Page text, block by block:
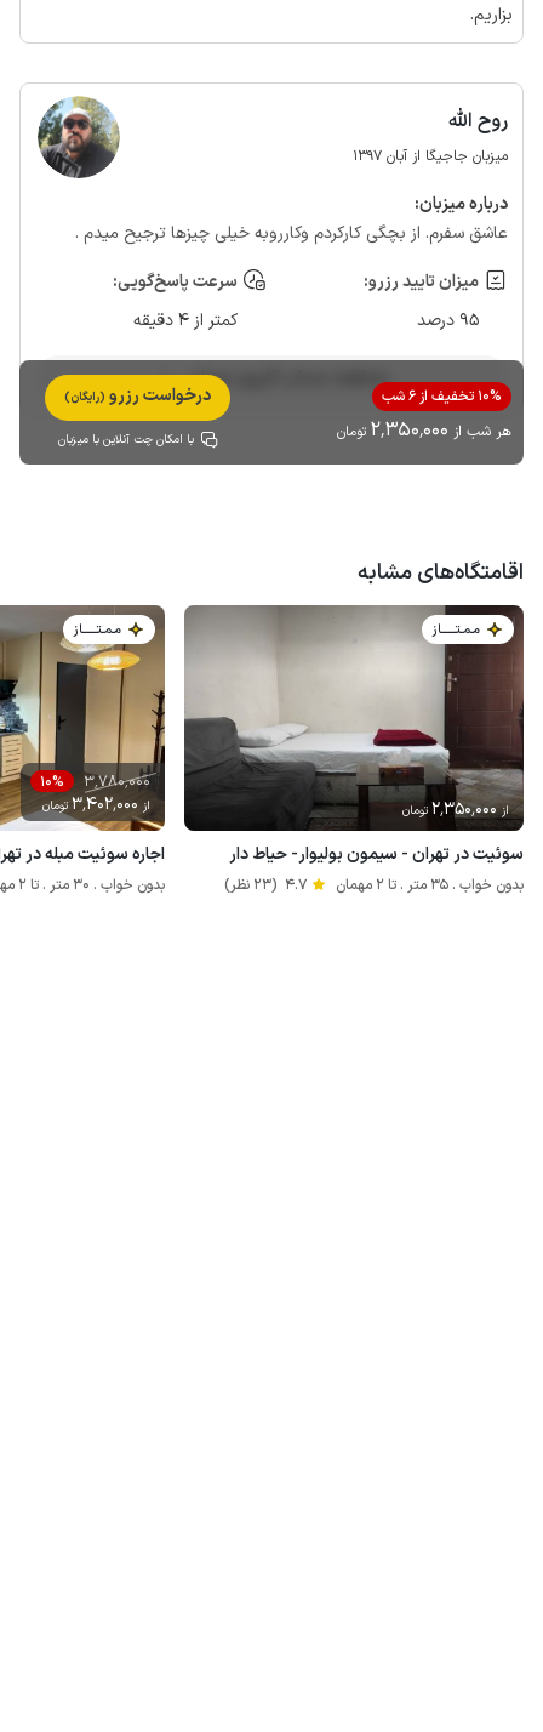
بزاریم.
روح الله
میزبان جاجیگا از آبان 1397
درباره‌ میزبان:
عاشق سفرم. از بچگی کارکردم وکارروبه خیلی چیزها ترجیح میدم .
میزان تایید رزرو:
95 درصد
سرعت پاسخ‌گویی:
کمتر از 4 دقیقه
مشاهده حساب کاربری میزبان
10% تخفیف از 6 شب
هر شب از 2٬350٬000 تومان
درخواست رزرو (رایگان)
با امکان چت آنلاین با میزبان
اقامتگاه‌های مشابه
مـمـتــــــاز
از 2٬350٬000 تومان
سوئیت در تهران - سیمون بولیوار- حیاط دار
بدون خواب . 35 متر . تا 2 مهمان 4.7 (23 نظر)
مـمـتــــــاز
3٬780٬000 10%
از 3٬402٬000 تومان
اجاره سوئیت مبله در
بدون خواب . 30 متر . تا 2 مهمان